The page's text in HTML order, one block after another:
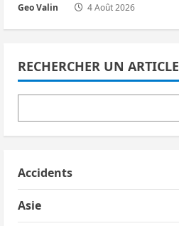
Geo Valin 4 Août 2026
RECHERCHER UN ARTICLE
Accidents
Asie